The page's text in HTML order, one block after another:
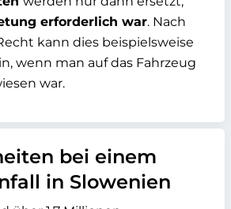
erforderlich war. Nach
kann dies beispielsweise
wenn man auf das Fahrzeug
war.
bei einem
in Slowenien